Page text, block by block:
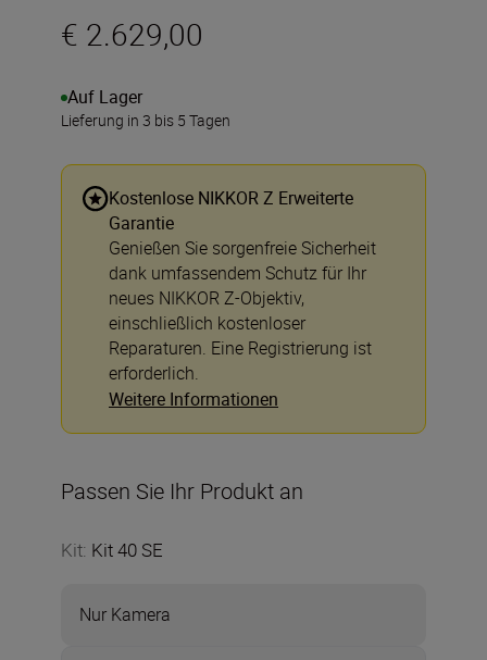
€ 2.629,00
Auf Lager
Lieferung in 3 bis 5 Tagen
Kostenlose NIKKOR Z Erweiterte
Garantie
Genießen Sie sorgenfreie Sicherheit
dank umfassendem Schutz für Ihr
neues NIKKOR Z-Objektiv,
einschließlich kostenloser
Reparaturen. Eine Registrierung ist
erforderlich.
Weitere Informationen
Passen Sie Ihr Produkt an
Kit: Kit 40 SE
Nur Kamera